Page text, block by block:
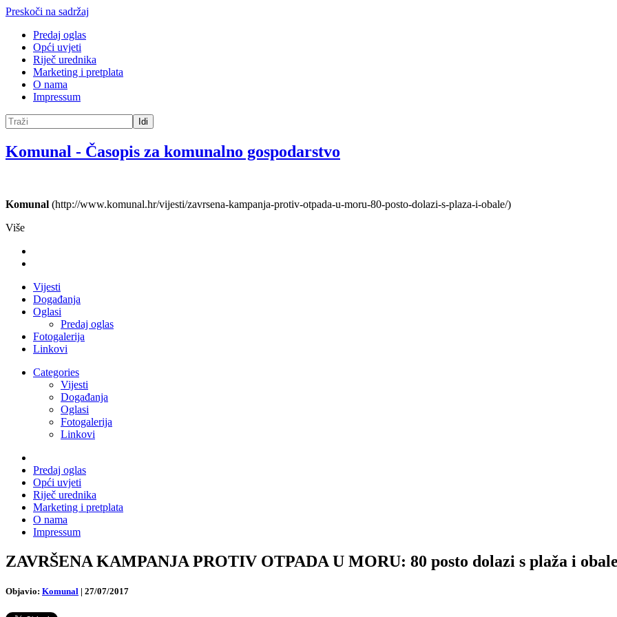
Preskoči na sadržaj
Predaj oglas
Opći uvjeti
Riječ urednika
Marketing i pretplata
O nama
Impressum
Idi
Komunal - Časopis za komunalno gospodarstvo
Komunal (http://www.komunal.hr/vijesti/zavrsena-kampanja-protiv-otpada-u-moru-80-posto-dolazi-s-plaza-i-obale/)
Više
Vijesti
Događanja
Oglasi
Predaj oglas
Fotogalerija
Linkovi
Categories
Vijesti
Događanja
Oglasi
Fotogalerija
Linkovi
Predaj oglas
Opći uvjeti
Riječ urednika
Marketing i pretplata
O nama
Impressum
ZAVRŠENA KAMPANJA PROTIV OTPADA U MORU: 80 posto dolazi s plaža i
Objavio: Komunal | 27/07/2017